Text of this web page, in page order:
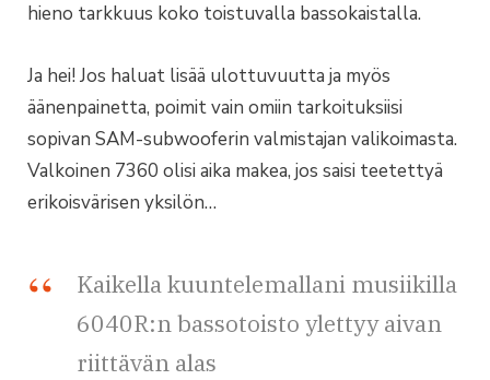
hieno tarkkuus koko toistuvalla bassokaistalla.
Ja hei! Jos haluat lisää ulottuvuutta ja myös
äänenpainetta, poimit vain omiin tarkoituksiisi
sopivan SAM-subwooferin valmistajan valikoimasta.
Valkoinen 7360 olisi aika makea, jos saisi teetettyä
erikoisvärisen yksilön…
Kaikella kuuntelemallani musiikilla
6040R:n bassotoisto ylettyy aivan
riittävän alas